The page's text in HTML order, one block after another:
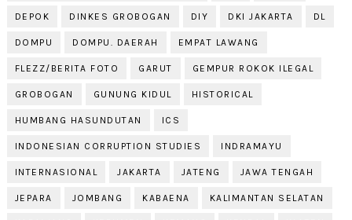
DEPOK DINKES GROBOGAN DIY DKI JAKARTA DL
DOMPU DOMPU. DAERAH EMPAT LAWANG
FLEZZ/BERITA FOTO GARUT GEMPUR ROKOK ILEGAL
GROBOGAN GUNUNG KIDUL HISTORICAL
HUMBANG HASUNDUTAN ICS
INDONESIAN CORRUPTION STUDIES INDRAMAYU
INTERNASIONAL JAKARTA JATENG JAWA TENGAH
JEPARA JOMBANG KABAENA KALIMANTAN SELATAN